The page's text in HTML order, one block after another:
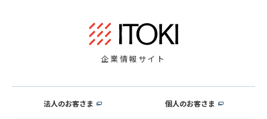
企業情報サイト
法人のお客さま 個人のお客さま